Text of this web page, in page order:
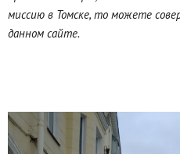
миссию в Томске, то можете
данном сайте.